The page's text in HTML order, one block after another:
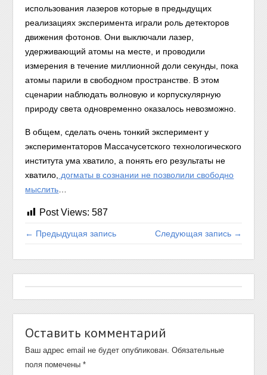
использования лазеров которые в предыдущих
реализациях эксперимента играли роль детекторов
движения фотонов. Они выключали лазер,
удерживающий атомы на месте, и проводили
измерения в течение миллионной доли секунды, пока
атомы парили в свободном пространстве. В этом
сценарии наблюдать волновую и корпускулярную
природу света одновременно оказалось невозможно.
В общем, сделать очень тонкий эксперимент у
экспериментаторов Массачусетского технологического
института ума хватило, а понять его результаты не
хватило, догматы в сознании не позволили свободно
мыслить…
Post Views: 587
← Предыдущая запись Следующая запись →
Оставить комментарий
Ваш адрес email не будет опубликован. Обязательные
поля помечены*